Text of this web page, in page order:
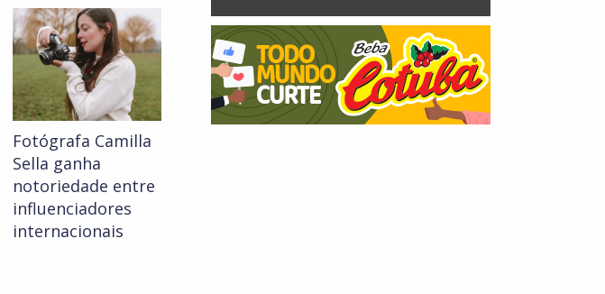
Fotógrafa Camilla
Sella ganha
notoriedade entre
influenciadores
internacionais